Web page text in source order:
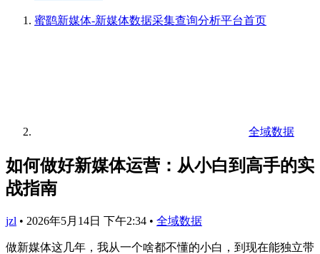
蜜鹞新媒体-新媒体数据采集查询分析平台首页
全域数据
如何做好新媒体运营：从小白到高手的实
战指南
jzl • 2026年5月14日 下午2:34 • 全域数据
做新媒体这几年，我从一个啥都不懂的小白，到现在能独立带